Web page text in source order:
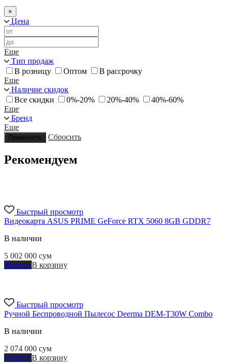
×
Цена
Еще
Тип продаж
В розницу
Оптом
В рассрочку
Еще
Наличие скидок
Все скидки
0%-20% 20%-40%
40%-60%
Еще
Бренд
Еще
Применить Сбросить
Рекомендуем
Быстрый просмотр
Видеокарта ASUS PRIME GeForce RTX 5060 8GB GDDR7
В наличии
5 002 000 сум
Купить В корзину
Быстрый просмотр
Ручной Беспроводной Пылесос Deerma DEM-T30W Combo
В наличии
2 074 000 сум
Купить В корзину